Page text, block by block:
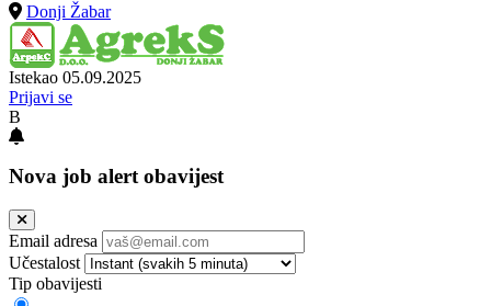
Donji Žabar
Istekao 05.09.2025
Prijavi se
B
Nova job alert obavijest
Email adresa
Učestalost
Tip obavijesti